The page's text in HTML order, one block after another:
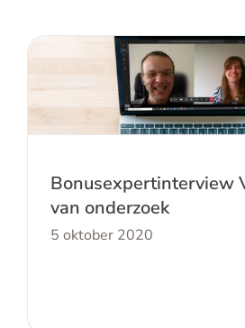
Bonusexpertinterview
onderzoek
Bonusexpertinterview
van onderzoek
5 oktober 2020